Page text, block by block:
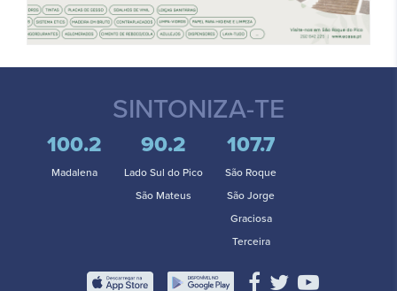
SINTONIZA-TE
100.2
Madalena
90.2
Lado Sul do Pico
São Mateus
107.7
São Roque
São Jorge
Graciosa
Terceira